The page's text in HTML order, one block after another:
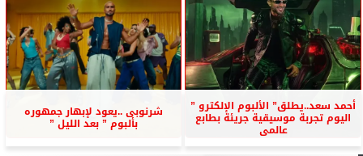
أحمد سعد..يطلق” الألبوم الإلكترو ”
اليوم تجربة موسيقية جريئة بطابع
عالمى
شرنوبى ..يعود لإبهار جمهوره
بألبوم ” بعد الليل ”